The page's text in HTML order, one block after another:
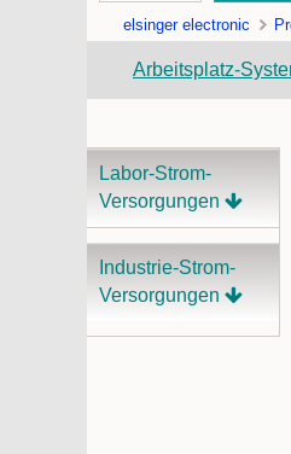
elsinger electronic
Arbeitsplatz-
Navigation
überspringen
Labor-Strom-
Versorgungen
Industrie-Strom-
Versorgungen